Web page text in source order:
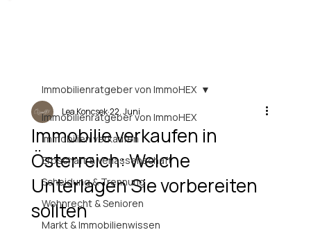
Immobilienratgeber von ImmoHEX
Immobilien verkaufen
Erbschaft & Verlassenschaft
Scheidung & Trennung
Wohnrecht & Senioren
Markt & Immobilienwissen
Immobilienratgeber von ImmoHEX
Immobilie verkaufen in
Österreich: Welche
Unterlagen Sie vorbereiten
sollten
Lea Koncsek22. Juni